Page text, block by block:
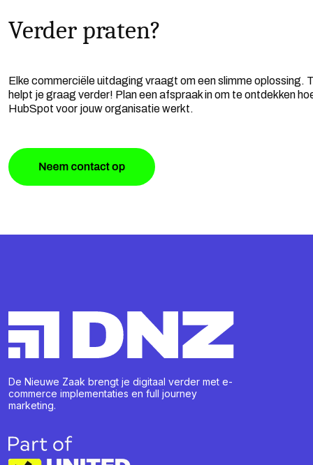
Verder praten?
Elke commerciële uitdaging vraagt om een slimme oplossing.
helpt je graag verder! Plan een afspraak in om te ontdekken
HubSpot voor jouw organisatie werkt.
De Nieuwe Zaak brengt je digitaal verder met e-
commerce implementaties en full journey
marketing.